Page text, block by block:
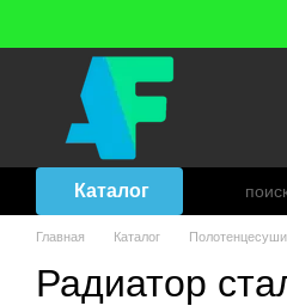
Каталог
Главная Каталог
Радиатор